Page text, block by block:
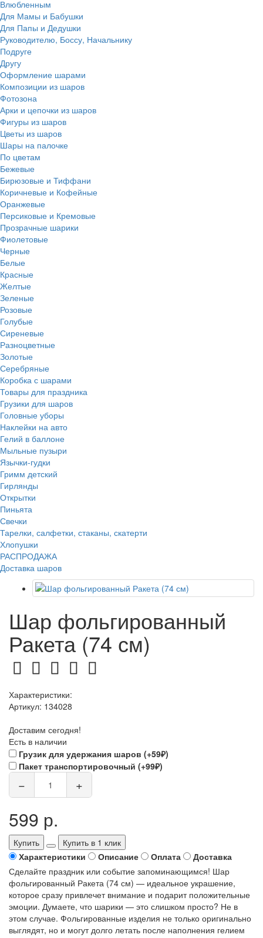
Влюбленным
Для Мамы и Бабушки
Для Папы и Дедушки
Руководителю, Боссу, Начальнику
Подруге
Другу
Оформление шарами
Композиции из шаров
Фотозона
Арки и цепочки из шаров
Фигуры из шаров
Цветы из шаров
Шары на палочке
По цветам
Бежевые
Бирюзовые и Тиффани
Коричневые и Кофейные
Оранжевые
Персиковые и Кремовые
Прозрачные шарики
Фиолетовые
Черные
Белые
Красные
Желтые
Зеленые
Розовые
Голубые
Сиреневые
Разноцветные
Золотые
Серебряные
Коробка с шарами
Товары для праздника
Грузики для шаров
Головные уборы
Наклейки на авто
Гелий в баллоне
Мыльные пузыри
Язычки-гудки
Гримм детский
Гирлянды
Открытки
Пиньята
Свечки
Тарелки, салфетки, стаканы, скатерти
Хлопушки
РАСПРОДАЖА
Доставка шаров
Шар фольгированный
Ракета (74 см)
Характеристики:
Артикул: 134028
Доставим сегодня!
Есть в наличии
Грузик для удержания шаров (+59₽)
Пакет транспортировочный (+99₽)
− +
599 р.
Купить
Купить в 1 клик
Характеристики
Описание Оплата
Доставка
Сделайте праздник или событие запоминающимся! Шар
фольгированный Ракета (74 см) — идеальное украшение,
которое сразу привлечет внимание и подарит положительные
эмоции. Думаете, что шарики — это слишком просто? Не в
этом случае. Фольгированные изделия не только оригинально
выглядят, но и могут долго летать после наполнения гелием